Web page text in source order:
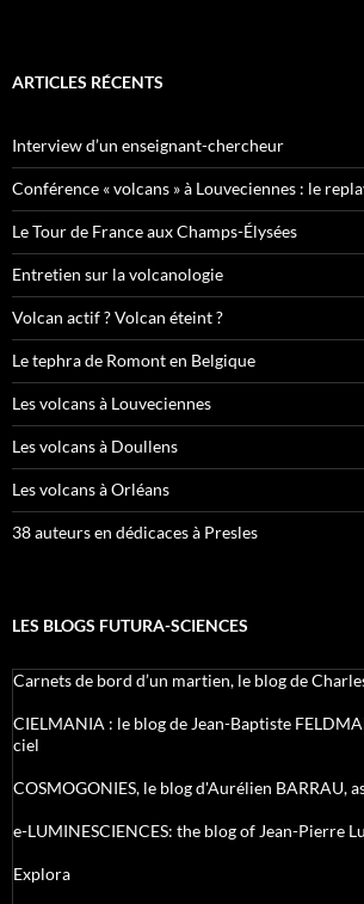
ARTICLES RÉCENTS
Interview d’un enseignant-chercheur
Conférence « volcans » à Louveciennes : le
Le Tour de France aux Champs-Élysées
Entretien sur la volcanologie
Volcan actif ? Volcan éteint ?
Le tephra de Romont en Belgique
Les volcans à Louveciennes
Les volcans à Doullens
Les volcans à Orléans
38 auteurs en dédicaces à Presles
LES BLOGS FUTURA-SCIENCES
Carnets de bord d’un martien, le blog de
CIELMANIA : le blog de Jean-Baptiste
ciel
COSMOGONIES, le blog d'Aurélien BARRAU,
e-LUMINESCIENCES: the blog of Jean-Pierre
Explora